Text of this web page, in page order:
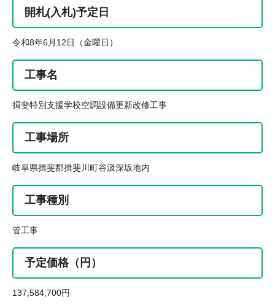
開札(入札)予定日
令和8年6月12日（金曜日）
工事名
揖斐特別支援学校空調設備更新改修工事
工事場所
岐阜県揖斐郡揖斐川町谷汲深坂地内
工事種別
管工事
予定価格（円）
137,584,700円